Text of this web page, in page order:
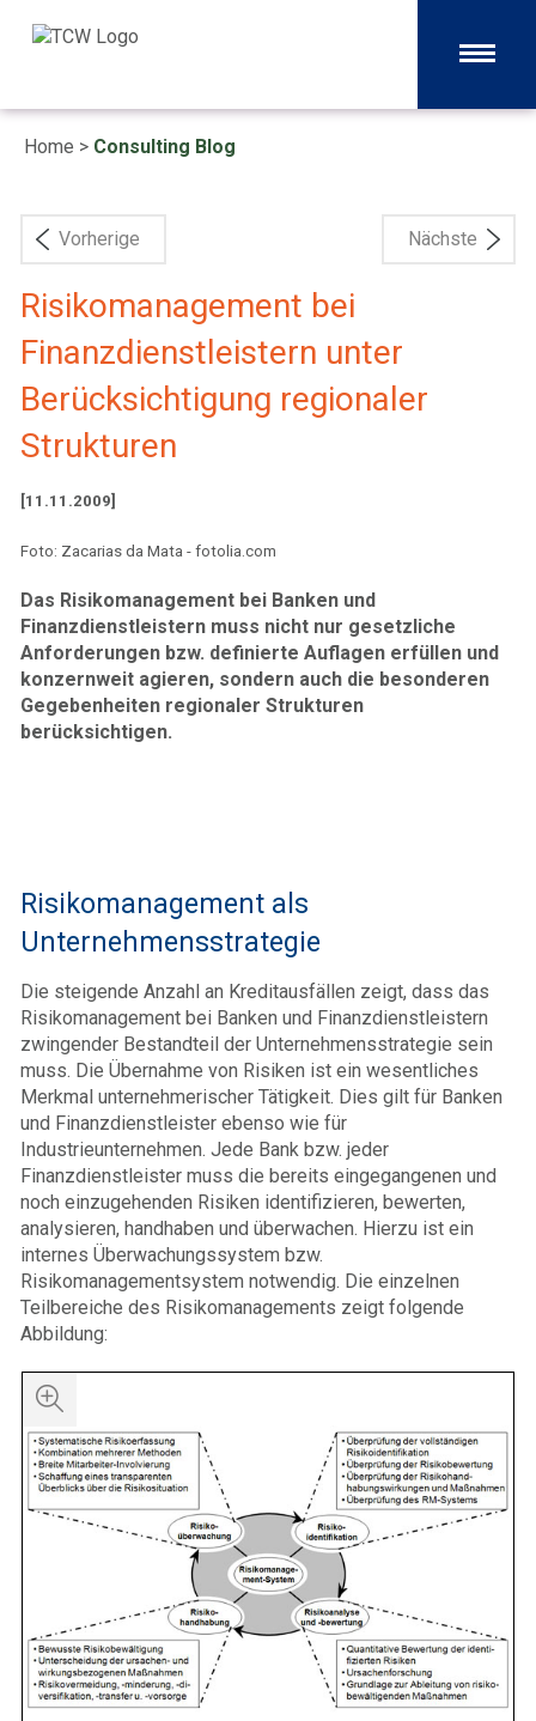
Home > Consulting Blog
Vorherige Nächste
Risikomanagement bei
Finanzdienstleistern unter
Berücksichtigung regionaler
Strukturen
[11.11.2009]
Foto: Zacarias da Mata - fotolia.com
Das Risikomanagement bei Banken und
Finanzdienstleistern muss nicht nur gesetzliche
Anforderungen bzw. definierte Auflagen erfüllen und
konzernweit agieren, sondern auch die besonderen
Gegebenheiten regionaler Strukturen
berücksichtigen.
Risikomanagement als
Unternehmensstrategie
Die steigende Anzahl an Kreditausfällen zeigt, dass das
Risikomanagement bei Banken und Finanzdienstleistern
zwingender Bestandteil der Unternehmensstrategie sein
muss. Die Übernahme von Risiken ist ein wesentliches
Merkmal unternehmerischer Tätigkeit. Dies gilt für Banken
und Finanzdienstleister ebenso wie für
Industrieunternehmen. Jede Bank bzw. jeder
Finanzdienstleister muss die bereits eingegangenen und
noch einzugehenden Risiken identifizieren, bewerten,
analysieren, handhaben und überwachen. Hierzu ist ein
internes Überwachungssystem bzw.
Risikomanagementsystem notwendig. Die einzelnen
Teilbereiche des Risikomanagements zeigt folgende
Abbildung: